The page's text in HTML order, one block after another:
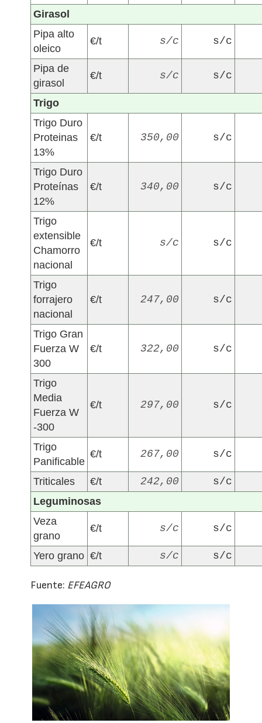
Girasol
Pipa alto
oleico
€/t s/c s/c
Pipa de
girasol
€/t s/c s/c
Trigo
Trigo Duro
Proteinas
13%
€/t 350,00 s/c
Trigo Duro
Proteínas
12%
€/t 340,00 s/c
Trigo
extensible
Chamorro
nacional
€/t s/c s/c
Trigo
forrajero
nacional
€/t 247,00 s/c
Trigo Gran
Fuerza W
300
€/t 322,00 s/c
Trigo
Media
Fuerza W
-300
€/t 297,00 s/c
Trigo
Panificable
€/t 267,00 s/c
Triticales €/t 242,00
s/c
Leguminosas
Veza
grano
€/t s/c s/c
Yero grano €/t s/c s/c
Fuente: EFEAGRO